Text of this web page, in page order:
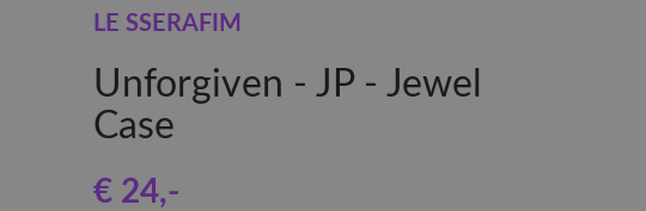
LE SSERAFIM
Unforgiven - JP - Jewel
Case
€ 24,-